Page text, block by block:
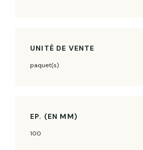
UNITÉ DE VENTE
paquet(s)
EP. (EN MM)
100